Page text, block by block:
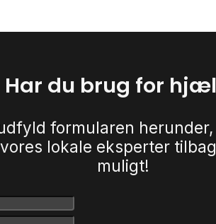
Har du brug for
formularen
lokale eksperter
muligt!